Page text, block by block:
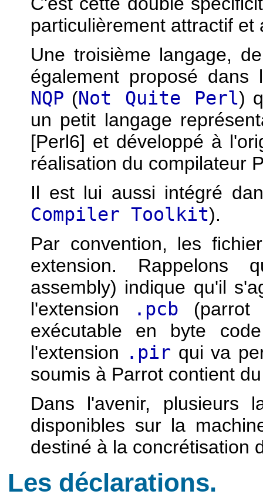
particulièrement attractif et
Une troisième langage,
également proposé
NQP (Not Quite Perl)
un petit langage
[Perl6] et développé à
réalisation du compilateur
Il est lui aussi intégré
Compiler Toolkit).
Par convention, les
extension. Rappelons
assembly) indique qu'il
l'extension
.pcb (parrot
exécutable en byte
l'extension .pir qui va
soumis à Parrot contient
Dans l'avenir, plusieurs
disponibles sur la
destiné à la concrétisation
Les déclarations.